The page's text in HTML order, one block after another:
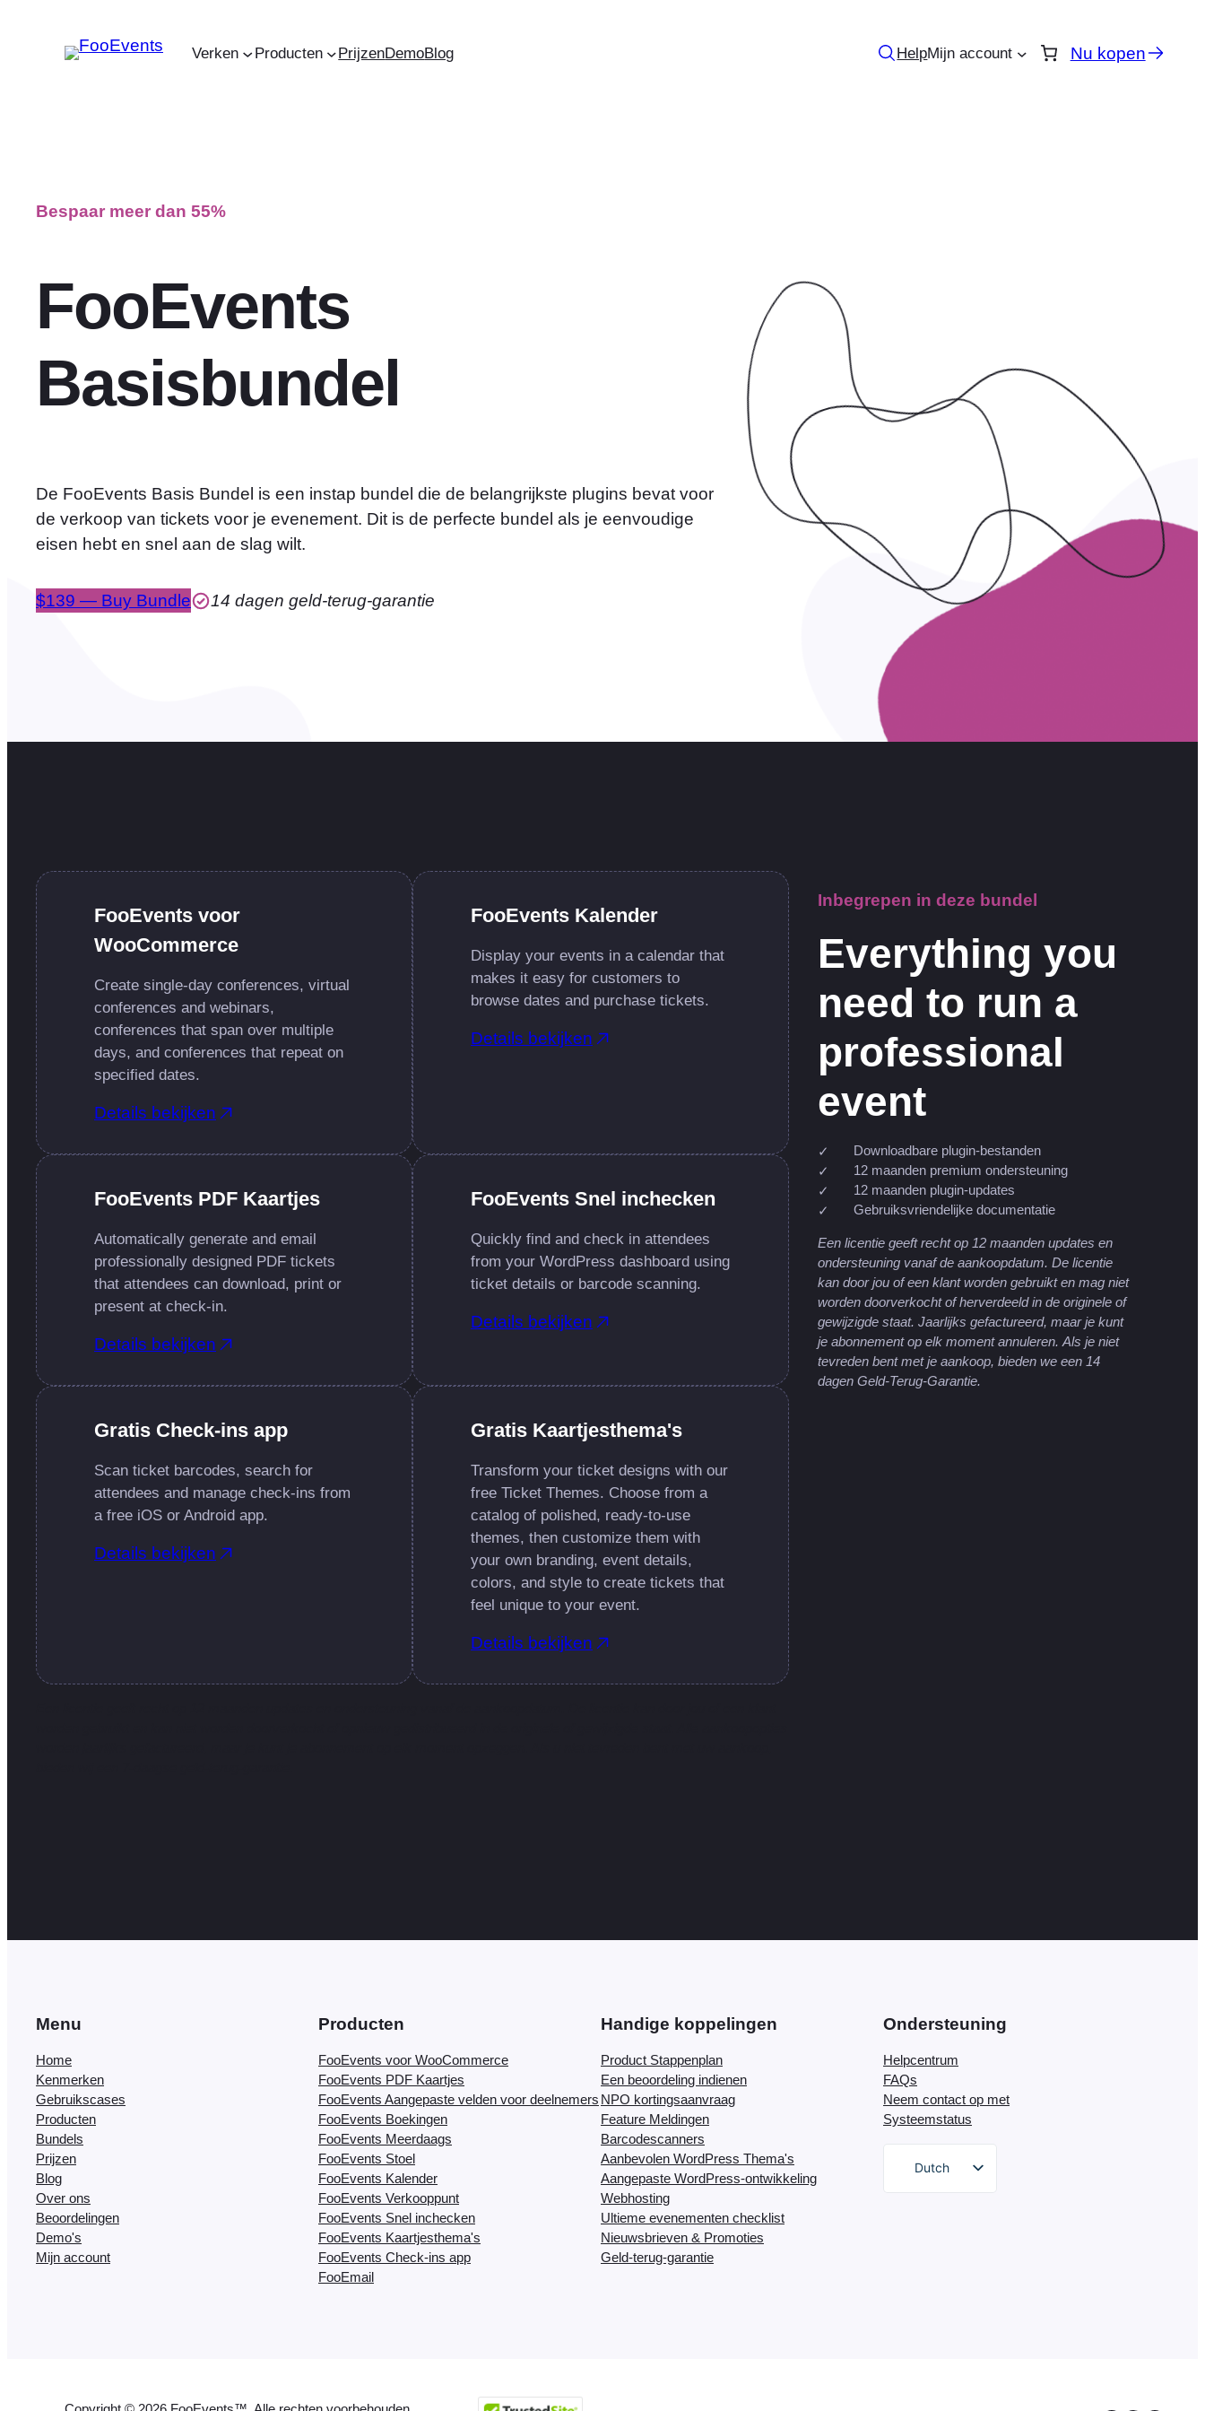
Verken Producten PrijzenDemoBlog HelpMijn account Nu kopen
Bespaar meer dan 55%
FooEvents
Basisbundel
De FooEvents Basis Bundel is een instap bundel die de belangrijkste plugins bevat voor
de verkoop van tickets voor je evenement. Dit is de perfecte bundel als je eenvoudige
eisen hebt en snel aan de slag wilt.
$139 — Buy Bundle 14 dagen geld-terug-garantie
FooEvents voor
WooCommerce
Create single-day conferences, virtual
conferences and webinars,
conferences that span over multiple
days, and conferences that repeat on
specified dates.
Details bekijken
FooEvents Kalender
Display your events in a calendar that
makes it easy for customers to
browse dates and purchase tickets.
Details bekijken
FooEvents PDF Kaartjes
Automatically generate and email
professionally designed PDF tickets
that attendees can download, print or
present at check-in.
Details bekijken
FooEvents Snel inchecken
Quickly find and check in attendees
from your WordPress dashboard using
ticket details or barcode scanning.
Details bekijken
Gratis Check-ins app
Scan ticket barcodes, search for
attendees and manage check-ins from
a free iOS or Android app.
Details bekijken
Gratis Kaartjesthema's
Transform your ticket designs with our
free Ticket Themes. Choose from a
catalog of polished, ready-to-use
themes, then customize them with
your own branding, event details,
colors, and style to create tickets that
feel unique to your event.
Details bekijken
Inbegrepen in deze bundel
Everything you
need to run a
professional
event
Downloadbare plugin-bestanden
12 maanden premium ondersteuning
12 maanden plugin-updates
Gebruiksvriendelijke documentatie
Een licentie geeft recht op 12 maanden updates en
ondersteuning vanaf de aankoopdatum. De licentie
kan door jou of een klant worden gebruikt en mag niet
worden doorverkocht of herverdeeld in de originele of
gewijzigde staat. Jaarlijks gefactureerd, maar je kunt
je abonnement op elk moment annuleren. Als je niet
tevreden bent met je aankoop, bieden we een 14
dagen Geld-Terug-Garantie.
Menu
Home
Kenmerken
Gebruikscases
Producten
Bundels
Prijzen
Blog
Over ons
Beoordelingen
Demo's
Mijn account
Producten
FooEvents voor WooCommerce
FooEvents PDF Kaartjes
FooEvents Aangepaste velden voor deelnemers
FooEvents Boekingen
FooEvents Meerdaags
FooEvents Stoel
FooEvents Kalender
FooEvents Verkooppunt
FooEvents Snel inchecken
FooEvents Kaartjesthema's
FooEvents Check-ins app
FooEmail
Handige koppelingen
Product Stappenplan
Een beoordeling indienen
NPO kortingsaanvraag
Feature Meldingen
Barcodescanners
Aanbevolen WordPress Thema's
Aangepaste WordPress-ontwikkeling
Webhosting
Ultieme evenementen checklist
Nieuwsbrieven & Promoties
Geld-terug-garantie
Ondersteuning
Helpcentrum
FAQs
Neem contact op met
Systeemstatus
Dutch
English